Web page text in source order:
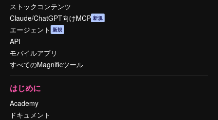
ストックコンテンツ
Claude/ChatGPT向けMCP 新規
エージェント 新規
API
モバイルアプリ
すべてのMagnificツール
はじめに
Academy
ドキュメント